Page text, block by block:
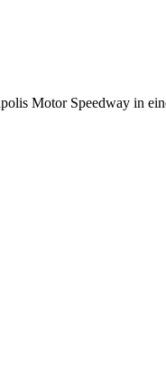
Motor Speedway in